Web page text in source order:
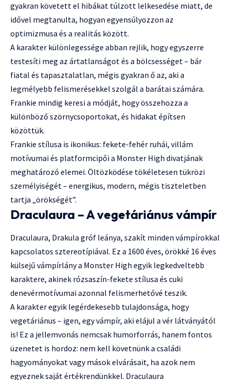
gyakran követett el hibákat túlzott lelkesedése miatt, de
idővel megtanulta, hogyan egyensúlyozzon az
optimizmusa és a realitás között.
A karakter különlegessége abban rejlik, hogy egyszerre
testesíti meg az ártatlanságot és a bölcsességet – bár
fiatal és tapasztalatlan, mégis gyakran ő az, aki a
legmélyebb felismerésekkel szolgál a barátai számára.
Frankie mindig keresi a módját, hogy összehozza a
különböző szörnycsoportokat, és hidakat építsen
közöttük.
Frankie stílusa is ikonikus: fekete-fehér ruhái, villám
motívumai és platformcipői a Monster High divatjának
meghatározó elemei. Öltözködése tökéletesen tükrözi
személyiségét – energikus, modern, mégis tiszteletben
tartja „örökségét”.
Draculaura – A vegetáriánus vámpír
Draculaura, Drakula gróf leánya, szakít minden vámpírokkal
kapcsolatos sztereotípiával. Ez a 1600 éves, örökké 16 éves
külsejű vámpírlány a Monster High egyik legkedveltebb
karaktere, akinek rózsaszín-fekete stílusa és cuki
denevérmotívumai azonnal felismerhetővé teszik.
A karakter egyik legérdekesebb tulajdonsága, hogy
vegetáriánus – igen, egy vámpír, aki elájul a vér látványától
is! Ez a jellemvonás nemcsak humorforrás, hanem fontos
üzenetet is hordoz: nem kell követnünk a családi
hagyományokat vagy mások elvárásait, ha azok nem
egyeznek saját értékrendünkkel. Draculaura